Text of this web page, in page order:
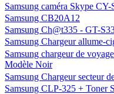
Samsung caméra Skype
Samsung CB20A12
Samsung Ch@t335 - GT-
Samsung Chargeur allume-
Samsung chargeur de
Modèle Noir
Samsung Chargeur secteur
Samsung CLP-325 + Toner